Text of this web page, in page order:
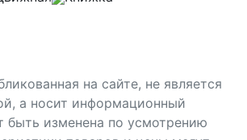
на сайте, не является
а носит информационный
быть изменена по усмотрению